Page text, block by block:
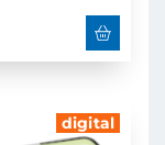
digital